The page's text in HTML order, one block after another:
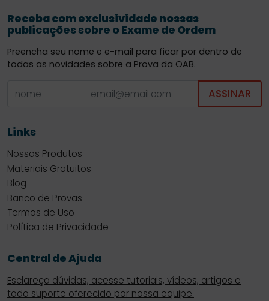
Receba com exclusividade nossas
publicações sobre o Exame de Ordem
Preencha seu nome e e-mail para ficar por dentro de
todas as novidades sobre a Prova da OAB.
ASSINAR
Links
Nossos Produtos
Materiais Gratuitos
Blog
Banco de Provas
Termos de Uso
Política de Privacidade
Central de Ajuda
Esclareça dúvidas, acesse tutoriais, vídeos, artigos e
todo suporte oferecido por nossa equipe.